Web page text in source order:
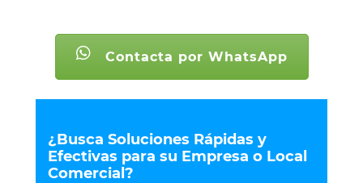
Contacta por WhatsApp
¿Busca Soluciones Rápidas y
Efectivas para su Empresa o Local
Comercial?